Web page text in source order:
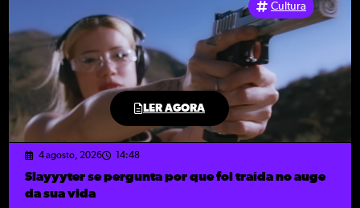
LER AGORA
Cultura
4 agosto, 2026 14:48
Slayyyter se pergunta por que foi traída no auge
da sua vida